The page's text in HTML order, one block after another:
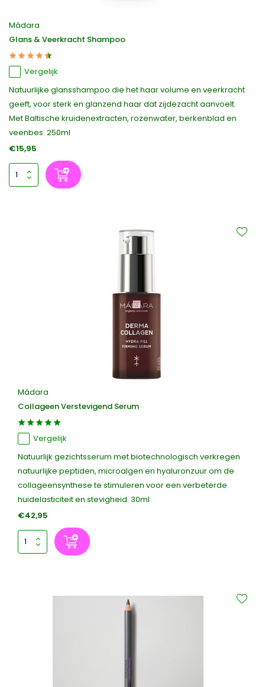
Mádara
Glans & Veerkracht Shampoo
Vergelijk
Natuurlijke glansshampoo die het haar volume en veerkracht
geeft, voor sterk en glanzend haar dat zijdezacht aanvoelt.
Met Baltische kruidenextracten, rozenwater, berkenblad en
veenbes. 250ml
€15,95
Mádara
Collageen Verstevigend Serum
Vergelijk
Natuurlijk gezichtsserum met biotechnologisch verkregen
natuurlijke peptiden, microalgen en hyaluronzuur om de
collageensynthese te stimuleren voor een verbeterde
huidelasticiteit en stevigheid. 30ml
€42,95